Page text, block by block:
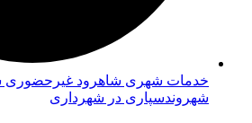
خدمات شهری شاهرود غیرحضوری
شهروندسپاری در شهرداری